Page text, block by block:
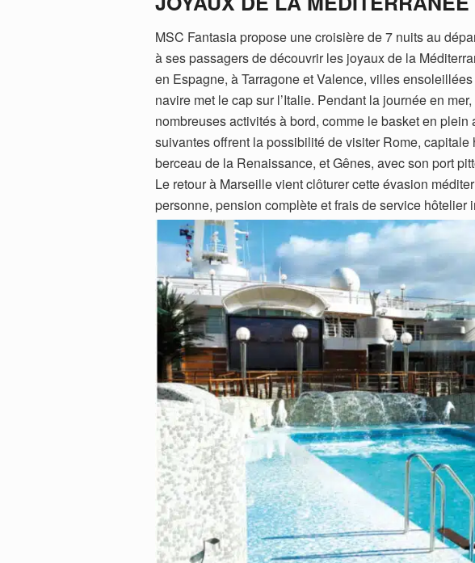
MSC Fantasia propose une croisière de 7 nuits au
à ses passagers de découvrir les joyaux de la
en Espagne, à Tarragone et Valence, villes
navire met le cap sur l’Italie. Pendant la journée en
nombreuses activités à bord, comme le basket en plein
suivantes offrent la possibilité de visiter Rome,
berceau de la Renaissance, et Gênes, avec son port
Le retour à Marseille vient clôturer cette évasion
personne, pension complète et frais de service hôtelier